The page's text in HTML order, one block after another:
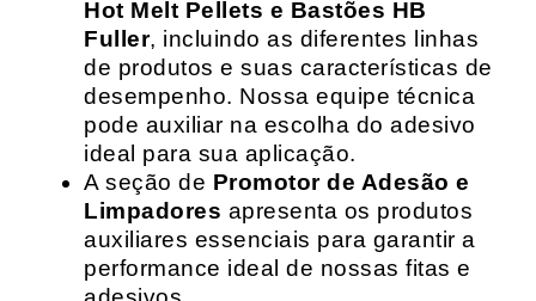
Hot Melt Pellets e Bastões HB
Fuller, incluindo as diferentes linhas
de produtos e suas características de
desempenho. Nossa equipe técnica
pode auxiliar na escolha do adesivo
ideal para sua aplicação.
A seção de Promotor de Adesão e
Limpadores apresenta os produtos
auxiliares essenciais para garantir a
performance ideal de nossas fitas e